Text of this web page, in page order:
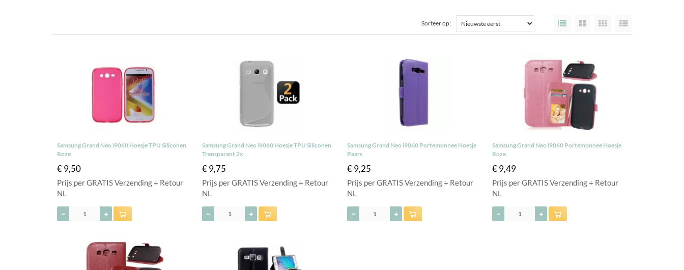
Sorteer op:
Samsung Grand Neo i9060 Hoesje TPU Siliconen
Roze
€ 9,50
Prijs per GRATIS Verzending + Retour
NL
Samsung Grand Neo i9060 Hoesje TPU Siliconen
Transparant 2x
€ 9,75
Prijs per GRATIS Verzending + Retour
NL
Samsung Grand Neo i9060 Portemonnee Hoesje
Paars
€ 9,25
Prijs per GRATIS Verzending + Retour
NL
Samsung Grand Neo i9060 Portemonnee Hoesje
Roze
€ 9,49
Prijs per GRATIS Verzending + Retour
NL